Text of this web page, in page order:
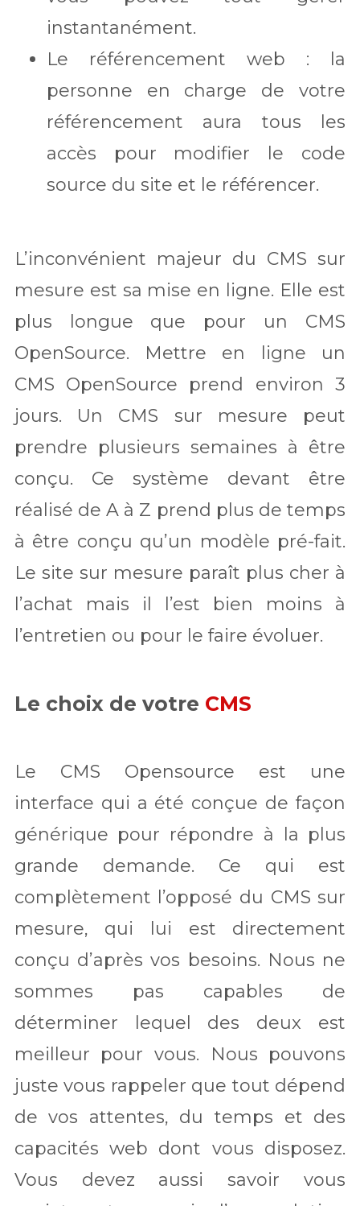
instantanément.
Le référencement web : la
personne en charge de votre
référencement aura tous les
accès pour modifier le code
source du site et le référencer.
L’inconvénient majeur du CMS sur
mesure est sa mise en ligne. Elle est
plus longue que pour un CMS
OpenSource. Mettre en ligne un
CMS OpenSource prend environ 3
jours. Un CMS sur mesure peut
prendre plusieurs semaines à être
conçu. Ce système devant être
réalisé de A à Z prend plus de temps
à être conçu qu’un modèle pré-fait.
Le site sur mesure paraît plus cher à
l’achat mais il l’est bien moins à
l’entretien ou pour le faire évoluer.
Le choix de votre CMS
Le CMS Opensource est une
interface qui a été conçue de façon
générique pour répondre à la plus
grande demande. Ce qui est
complètement l’opposé du CMS sur
mesure, qui lui est directement
conçu d’après vos besoins. Nous ne
sommes pas capables de
déterminer lequel des deux est
meilleur pour vous. Nous pouvons
juste vous rappeler que tout dépend
de vos attentes, du temps et des
capacités web dont vous disposez.
Vous devez aussi savoir vous